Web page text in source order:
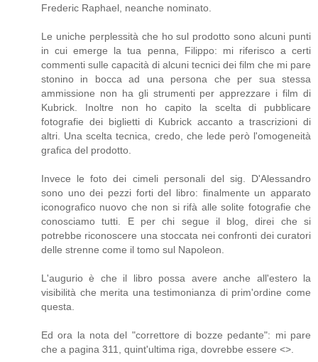
Frederic Raphael, neanche nominato.
Le uniche perplessità che ho sul prodotto sono alcuni punti
in cui emerge la tua penna, Filippo: mi riferisco a certi
commenti sulle capacità di alcuni tecnici dei film che mi pare
stonino in bocca ad una persona che per sua stessa
ammissione non ha gli strumenti per apprezzare i film di
Kubrick. Inoltre non ho capito la scelta di pubblicare
fotografie dei biglietti di Kubrick accanto a trascrizioni di
altri. Una scelta tecnica, credo, che lede però l'omogeneità
grafica del prodotto.
Invece le foto dei cimeli personali del sig. D'Alessandro
sono uno dei pezzi forti del libro: finalmente un apparato
iconografico nuovo che non si rifà alle solite fotografie che
conosciamo tutti. E per chi segue il blog, direi che si
potrebbe riconoscere una stoccata nei confronti dei curatori
delle strenne come il tomo sul Napoleon.
L'augurio è che il libro possa avere anche all'estero la
visibilità che merita una testimonianza di prim'ordine come
questa.
Ed ora la nota del "correttore di bozze pedante": mi pare
che a pagina 311, quint'ultima riga, dovrebbe essere <>.